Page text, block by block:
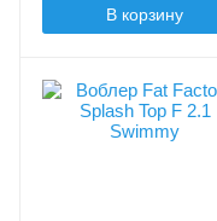
floating (F)В корзину
Цвет приманки
Swimmy